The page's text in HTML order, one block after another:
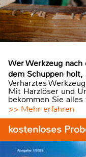
Wer Werkzeug
dem Schuppen
Verharztes
Mit Harzlöser und
bekommen Sie
>> Mehr erfahren
kostenloses